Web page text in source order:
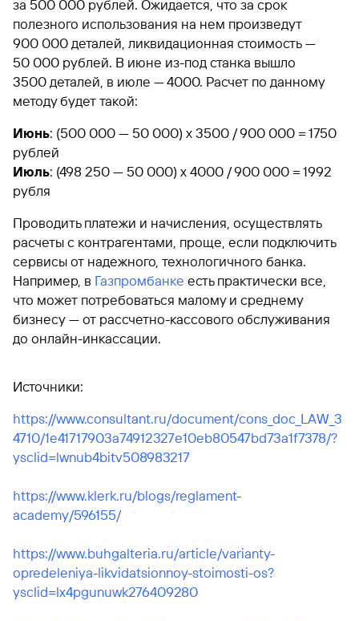
за 500 000 рублей. Ожидается, что за срок
полезного использования на нем произведут
900 000 деталей, ликвидационная стоимость —
50 000 рублей. В июне из-под станка вышло
3500 деталей, в июле — 4000. Расчет по данному
методу будет такой:
Июнь: (500 000 — 50 000) х 3500 / 900 000 = 1750
рублей
Июль: (498 250 — 50 000) х 4000 / 900 000 = 1992
рубля
Проводить платежи и начисления, осуществлять
расчеты с контрагентами, проще, если подключить
сервисы от надежного, технологичного банка.
Например, в Газпромбанке есть практически все,
что может потребоваться малому и среднему
бизнесу — от рассчетно-кассового обслуживания
до онлайн-инкассации.
Источники:
https://www.consultant.ru/document/cons_doc_LAW_3
4710/1e41717903a74912327e10eb80547bd73a1f7378/?
ysclid=lwnub4bitv508983217
https://www.klerk.ru/blogs/reglament-
academy/596155/
https://www.buhgalteria.ru/article/varianty-
opredeleniya-likvidatsionnoy-stoimosti-os?
ysclid=lx4pgunuwk276409280